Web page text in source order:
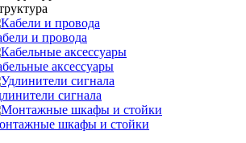
и провода
аксессуары
сигнала
шкафы и стойки